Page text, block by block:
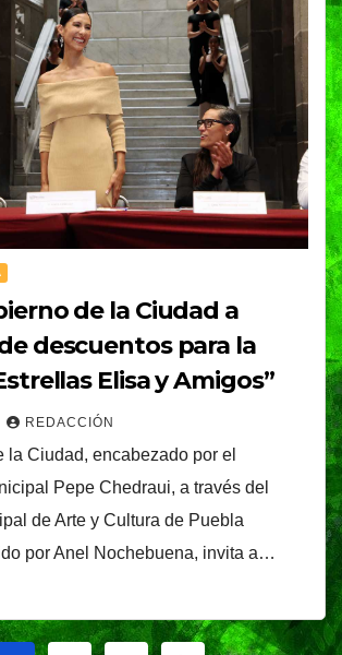
de la Ciudad a
descuentos para la
Elisa y Amigos”
REDACCIÓN
la Ciudad, encabezado por el
Pepe Chedraui, a través del
de Arte y Cultura de Puebla
por Anel Nochebuena, invita a…